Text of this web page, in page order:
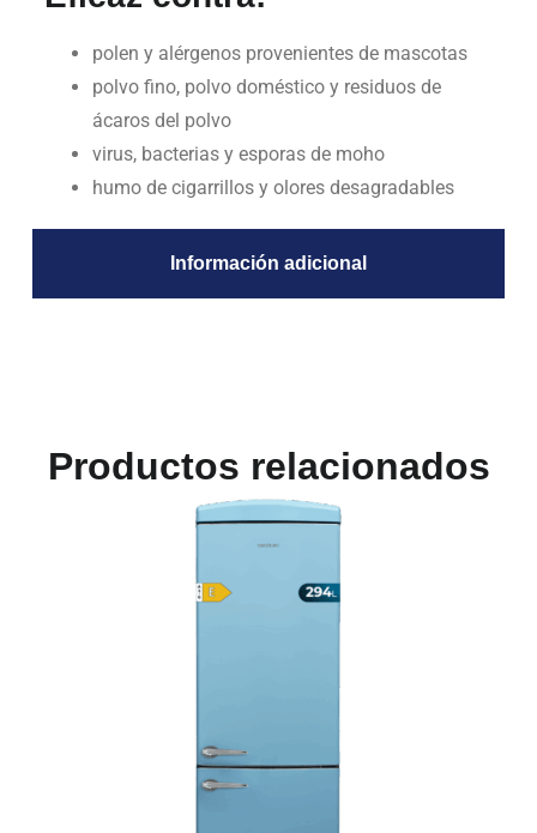
Información adicional
polen y alérgenos provenientes de mascotas
polvo fino, polvo doméstico y residuos de
ácaros del polvo
virus, bacterias y esporas de moho
humo de cigarrillos y olores desagradables
Productos relacionados